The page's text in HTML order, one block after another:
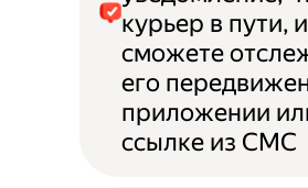
курьер в пути,
сможете
его
приложении
ссылке из СМС